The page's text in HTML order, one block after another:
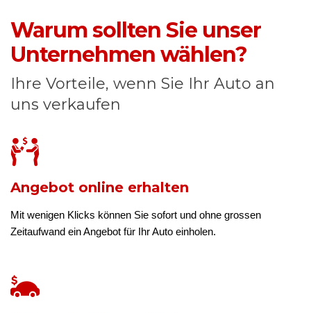
Warum sollten Sie unser
Unternehmen wählen?
Ihre Vorteile, wenn Sie Ihr Auto an
uns verkaufen
Angebot online erhalten
Mit wenigen Klicks können Sie sofort und ohne grossen
Zeitaufwand ein Angebot für Ihr Auto einholen.